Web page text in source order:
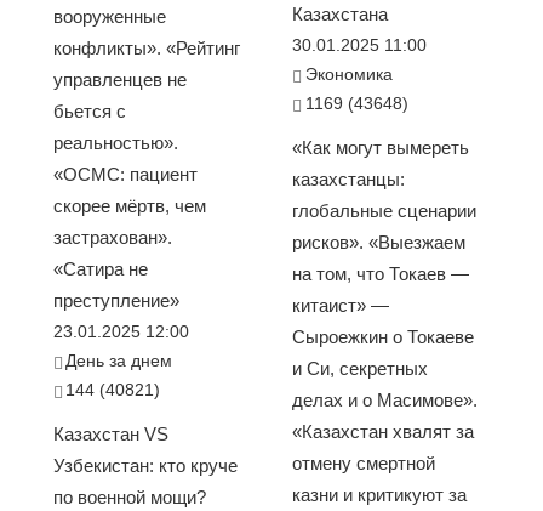
вооруженные
конфликты». «Рейтинг
управленцев не
бьется с
реальностью».
«ОСМС: пациент
скорее мёртв, чем
застрахован».
«Сатира не
преступление»
23.01.2025 12:00
День за днем
144 (40821)
Казахстан VS
Узбекистан: кто круче
по военной мощи?
Казахстана
30.01.2025 11:00
Экономика
1169 (43648)
«Как могут вымереть
казахстанцы:
глобальные сценарии
рисков». «Выезжаем
на том, что Токаев —
китаист» —
Сыроежкин о Токаеве
и Си, секретных
делах и о Масимове».
«Казахстан хвалят за
отмену смертной
казни и критикуют за